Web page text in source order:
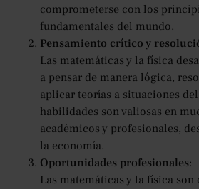
comprometerse con los
fundamentales del mundo.
Pensamiento crítico y
Las matemáticas y la física
a pensar de manera lógica,
aplicar teorías a situaciones
habilidades son valiosas en
académicos y profesionales,
la economía.
Oportunidades profesionales:
Las matemáticas y la física son